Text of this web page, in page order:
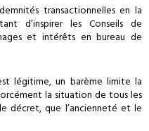
transactionnelles en la
d’inspirer les Conseils de
et intérêts en bureau de
légitime, un barème limite la
la situation de tous les
décret, que l’ancienneté et le